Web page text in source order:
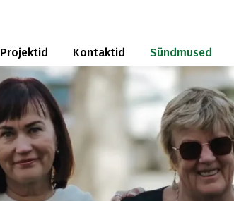
Projektid Kontaktid Sündmused